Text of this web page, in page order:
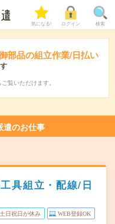
気になる! ログイン 検索
部品の組立作業/日払い
ご覧いただけます。
遣のお仕事
具組立・配線/日
土日祝日が休み WEB登録OK